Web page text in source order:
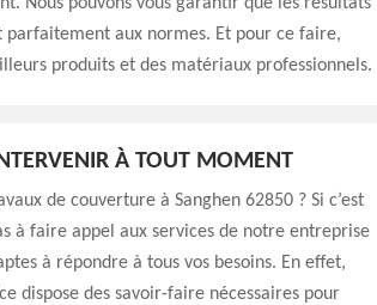
aux normes. Et pour ce faire,
produits et des matériaux professionnels.
À TOUT MOMENT
de couverture à Sanghen 62850 ? Si c’est
à faire appel aux services de notre entreprise
à répondre à tous vos besoins. En effet,
dispose des savoir-faire nécessaires pour